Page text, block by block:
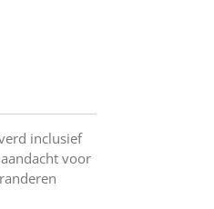
inclusief
voor